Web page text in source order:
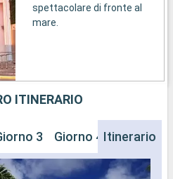
spettacolare di fronte al
mare.
ITINERARIO
3 Giorno 4 Giorno 5
Itinerario